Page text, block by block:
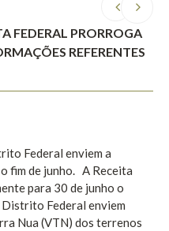
FEDERAL PRORROGA
REFERENTES
Federal enviem a
fim de junho. A Receita
para 30 de junho o
Distrito Federal enviem
Nua (VTN) dos terrenos